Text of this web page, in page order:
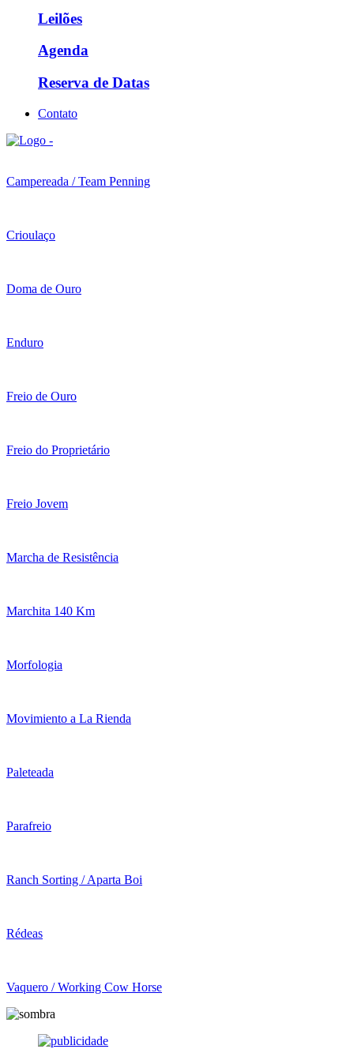
Leilões
Agenda
Reserva de Datas
Contato
Campereada / Team Penning
Crioulaço
Doma de Ouro
Enduro
Freio de Ouro
Freio do Proprietário
Freio Jovem
Marcha de Resistência
Marchita 140 Km
Morfologia
Movimiento a La Rienda
Paleteada
Parafreio
Ranch Sorting / Aparta Boi
Rédeas
Vaquero / Working Cow Horse